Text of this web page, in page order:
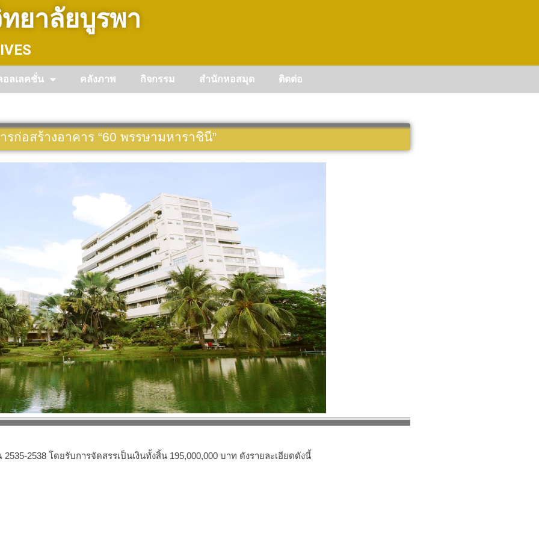
ยาลัยบูรพา
อลเลคชั่น คลังภาพ กิจกรรม สำนักหอสมุด ติดต่อ
ก่อสร้างอาคาร “60 พรรษามหาราชินี”
โดยรับการจัดสรรเป็นเงินทั้งสิ้น 195,000,000 บาท ดังรายละเอียดดังนี้